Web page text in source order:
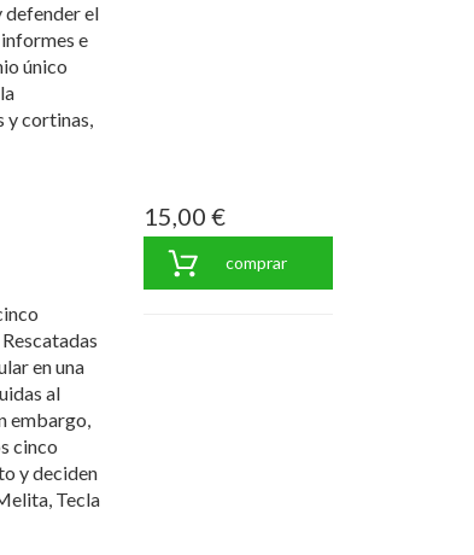
defender el
e
único
y cortinas,
en una
al
embargo,
cinco
y deciden
Tecla
15,00 €
comprar